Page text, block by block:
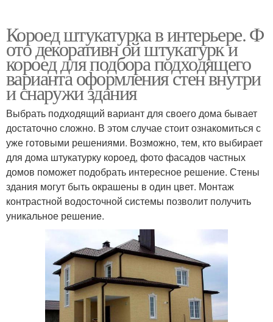
Короед штукатурка в интерьере. Ф
ото декоративн ой штукатурк и
короед для подбора подходящего
варианта оформления стен внутри
и снаружи здания
Выбрать подходящий вариант для своего дома бывает
достаточно сложно. В этом случае стоит ознакомиться с
уже готовыми решениями. Возможно, тем, кто выбирает
для дома штукатурку короед, фото фасадов частных
домов поможет подобрать интересное решение. Стены
здания могут быть окрашены в один цвет. Монтаж
контрастной водосточной системы позволит получить
уникальное решение.